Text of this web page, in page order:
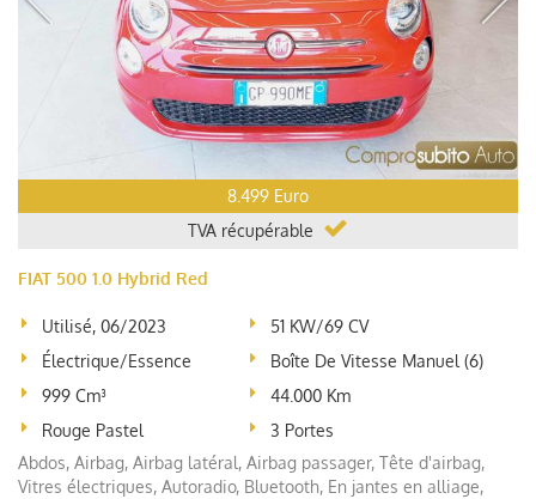
8.499 Euro
TVA récupérable
FIAT 500 1.0 Hybrid Red
Utilisé, 06/2023
51 KW/69 CV
Électrique/essence
Boîte De Vitesse Manuel (6)
999 Cm³
44.000 Km
Rouge Pastel
3 Portes
Abdos, Airbag, Airbag latéral, Airbag passager, Tête d'airbag,
Vitres électriques, Autoradio, Bluetooth, En jantes en alliage,